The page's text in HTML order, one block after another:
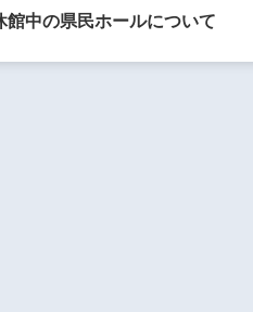
館中の県民ホールについて